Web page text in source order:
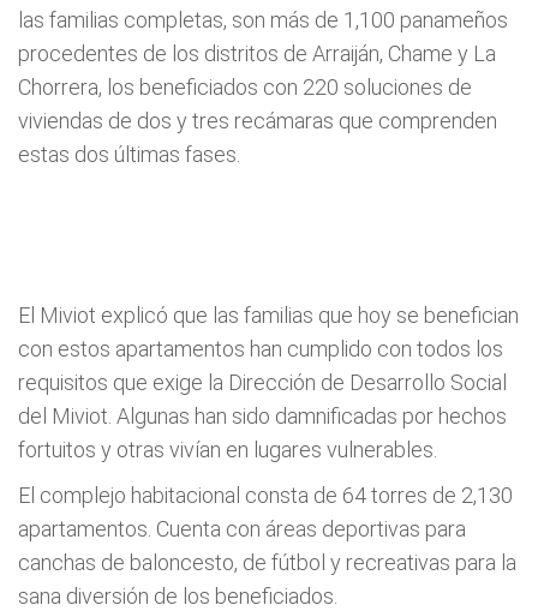
las familias completas, son más de 1,100 panameños
procedentes de los distritos de Arraiján, Chame y La
Chorrera, los beneficiados con 220 soluciones de
viviendas de dos y tres recámaras que comprenden
estas dos últimas fases.
El Miviot explicó que las familias que hoy se benefician
con estos apartamentos han cumplido con todos los
requisitos que exige la Dirección de Desarrollo Social
del Miviot. Algunas han sido damnificadas por hechos
fortuitos y otras vivían en lugares vulnerables.
El complejo habitacional consta de 64 torres de 2,130
apartamentos. Cuenta con áreas deportivas para
canchas de baloncesto, de fútbol y recreativas para la
sana diversión de los beneficiados.